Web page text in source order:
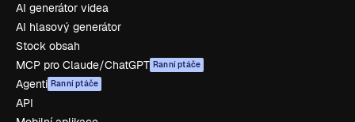
AI generátor videa
AI hlasový generátor
Stock obsah
MCP pro Claude/ChatGPT Ranní ptáče
Agenti Ranní ptáče
API